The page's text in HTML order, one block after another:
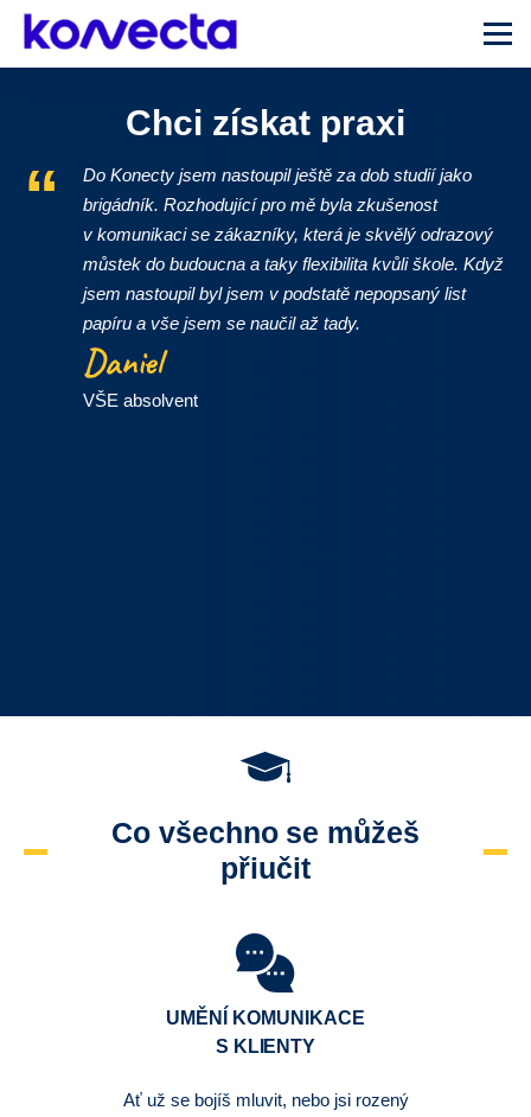
Chci získat praxi
Do Konecty jsem nastoupil ještě za dob studií jako
brigádník. Rozhodující pro mě byla zkušenost
v komunikaci se zákazníky, která je skvělý odrazový
můstek do budoucna a taky flexibilita kvůli škole. Když
jsem nastoupil byl jsem v podstatě nepopsaný list
papíru a vše jsem se naučil až tady.
Daniel
VŠE absolvent
Co všechno se můžeš
přiučit
UMĚNÍ KOMUNIKACE
S KLIENTY
Ať už se bojíš mluvit, nebo jsi rozený